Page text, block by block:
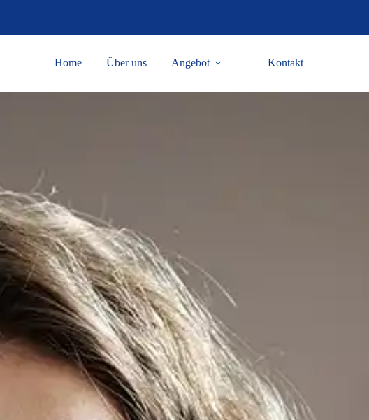
Home Über uns Angebot Kontakt